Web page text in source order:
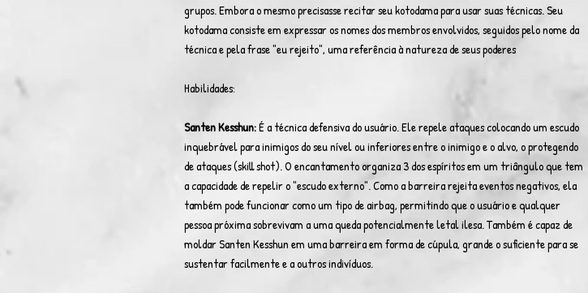
grupos. Embora o mesmo precisasse recitar seu kotodama para usar suas técnicas. Seu
kotodama consiste em expressar os nomes dos membros envolvidos, seguidos pelo nome da
técnica e pela frase "eu rejeito", uma referência à natureza de seus poderes
Habilidades:
Santen Kesshun:É a técnica defensiva do usuário. Ele repele ataques colocando um escudo
inquebrável para inimigos do seu nível ou inferiores entre o inimigo e o alvo, o protegendo
de ataques (skill shot). O encantamento organiza 3 dos espíritos em um triângulo que tem
a capacidade de repelir o "escudo externo". Como a barreira rejeita eventos negativos, ela
também pode funcionar como um tipo de airbag, permitindo que o usuário e qualquer
pessoa próxima sobrevivam a uma queda potencialmente letal ilesa. Também é capaz de
moldar Santen Kesshun em uma barreira em forma de cúpula, grande o suficiente para se
sustentar facilmente e a outros indivíduos.